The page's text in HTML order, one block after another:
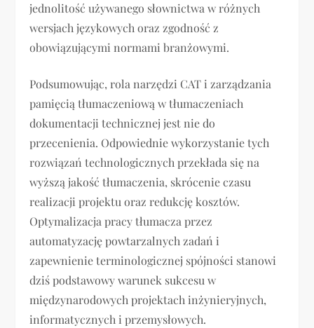
jednolitość używanego słownictwa w różnych
wersjach językowych oraz zgodność z
obowiązującymi normami branżowymi.
Podsumowując, rola narzędzi CAT i zarządzania
pamięcią tłumaczeniową w tłumaczeniach
dokumentacji technicznej jest nie do
przecenienia. Odpowiednie wykorzystanie tych
rozwiązań technologicznych przekłada się na
wyższą jakość tłumaczenia, skrócenie czasu
realizacji projektu oraz redukcję kosztów.
Optymalizacja pracy tłumacza przez
automatyzację powtarzalnych zadań i
zapewnienie terminologicznej spójności stanowi
dziś podstawowy warunek sukcesu w
międzynarodowych projektach inżynieryjnych,
informatycznych i przemysłowych.